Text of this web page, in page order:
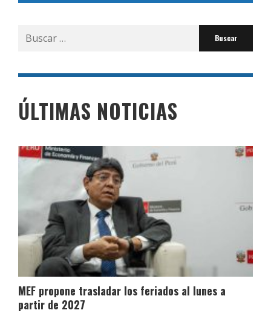
Buscar
por:
ÚLTIMAS NOTICIAS
MEF propone trasladar los feriados al lunes a
partir de 2027